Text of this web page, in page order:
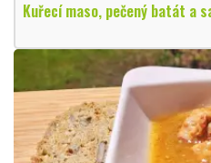
Kuřecí maso, pečený batát a